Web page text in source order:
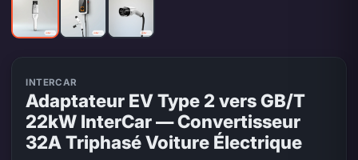
INTERCAR
Adaptateur EV Type 2 vers GB/T
22kW InterCar — Convertisseur
32A Triphasé Voiture Électrique